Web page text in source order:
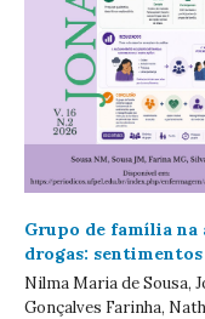
Grupo de família na
drogas:
Nilma Maria de Sousa,
Gonçalves Farinha,